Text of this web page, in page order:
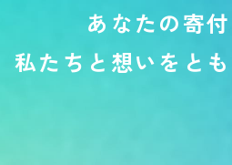
あ なたの寄付
私た ち と 想いを と も